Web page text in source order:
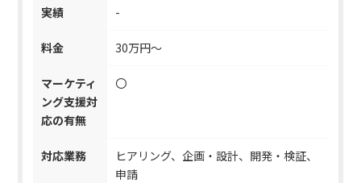
実績 -
料金 30万円〜
マーケティ
ング支援対
応の有無
〇
対応業務
ヒアリング、企画・設計、開発・検証、
申請